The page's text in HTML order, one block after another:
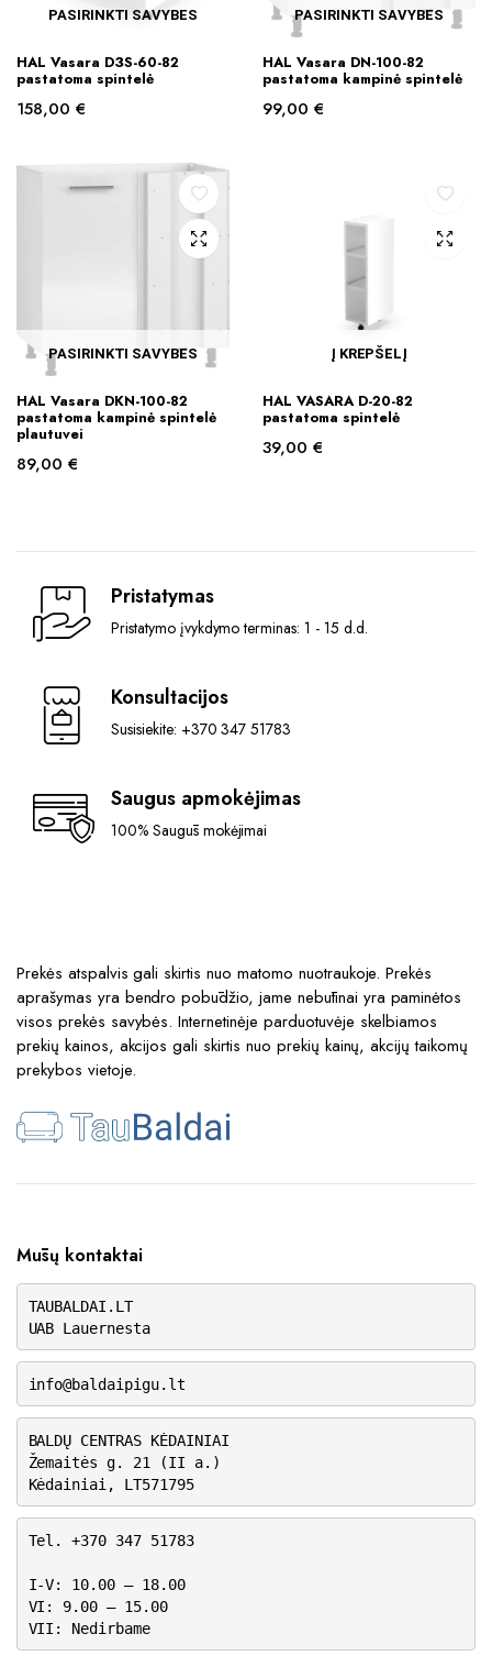
PASIRINKTI SAVYBES
product
has
the
product
page
HAL Vasara D3S-60-82
pastatoma spintelė
158,00 €
PASIRINKTI SAVYBES
product
has
page
HAL Vasara DN-100-82
pastatoma kampinė spintelė
99,00 €
PASIRINKTI SAVYBES
product
has
multiple
options
chosen
product
page
HAL Vasara DKN-100-82
pastatoma kampinė spintelė
plautuvei
89,00 €
Į KREPŠELĮ
HAL VASARA D-20-82
pastatoma spintelė
39,00 €
Pristatymas
Pristatymo įvykdymo terminas: 1 - 15 d.d.
Konsultacijos
Susisiekite: +370 347 51783
Saugus apmokėjimas
100% Saugūs mokėjimai
Prekės atspalvis gali skirtis nuo matomo nuotraukoje. Prekės
aprašymas yra bendro pobūdžio, jame nebūtinai yra paminėtos
visos prekės savybės. Internetinėje parduotuvėje skelbiamos
prekių kainos, akcijos gali skirtis nuo prekių kainų, akcijų taikomų
prekybos vietoje.
Mūsų kontaktai
TAUBALDAI.LT
UAB Lauernesta
info@baldaipigu.lt
BALDŲ CENTRAS KĖDAINIAI
Žemaitės g. 21 (II a.)
Kėdainiai, LT571795
Tel. +370 347 51783
I-V: 10.00 – 18.00
VI: 9.00 – 15.00
VII: Nedirbame